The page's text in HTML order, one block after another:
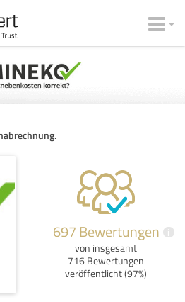
697 Bewertungen i
von insgesamt
716 Bewertungen
veröffentlicht (97%)